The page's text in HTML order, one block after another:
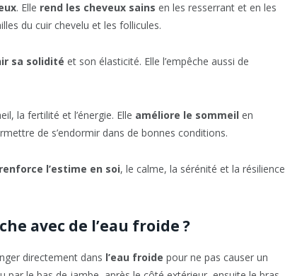
. Elle rend les cheveux sains en les resserrant et en les
du cuir chevelu et les follicules.
sa solidité et son élasticité. Elle l’empêche aussi de
la fertilité et l’énergie. Elle améliore le sommeil en
de s’endormir dans de bonnes conditions.
renforce l’estime en soi, le calme, la sérénité et la résilience
avec de l’eau froide ?
directement dans l’eau froide pour ne pas causer un